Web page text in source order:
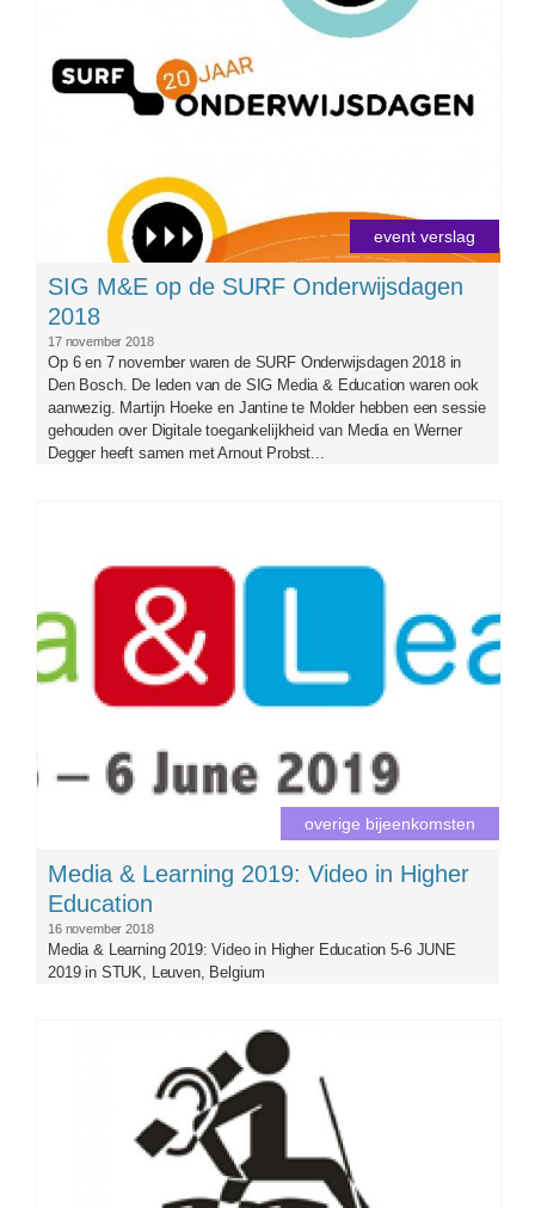
event verslag
SIG M&E op de SURF Onderwijsdagen
2018
17 november 2018
Op 6 en 7 november waren de SURF Onderwijsdagen 2018 in
Den Bosch. De leden van de SIG Media & Education waren ook
aanwezig. Martijn Hoeke en Jantine te Molder hebben een sessie
gehouden over Digitale toegankelijkheid van Media en Werner
Degger heeft samen met Arnout Probst...
overige bijeenkomsten
Media & Learning 2019: Video in Higher
Education
16 november 2018
Media & Learning 2019: Video in Higher Education 5-6 JUNE
2019 in STUK, Leuven, Belgium